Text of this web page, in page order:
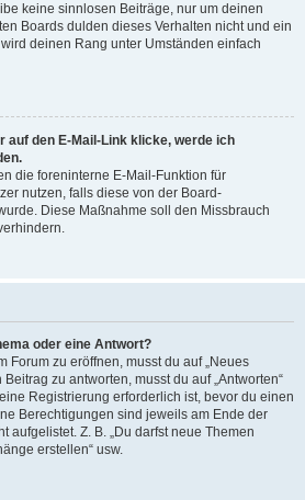
keine sinnlosen Beiträge, nur um deinen
Boards dulden dieses Verhalten nicht und ein
deinen Rang unter Umständen einfach
auf den E-Mail-Link klicke, werde ich
die foreninterne E-Mail-Funktion für
nutzen, falls diese von der Board-
Diese Maßnahme soll den Missbrauch
oder eine Antwort?
Forum zu eröffnen, musst du auf „Neues
zu antworten, musst du auf „Antworten“
Registrierung erforderlich ist, bevor du einen
Berechtigungen sind jeweils am Ende der
aufgelistet. Z. B. „Du darfst neue Themen
erstellen“ usw.